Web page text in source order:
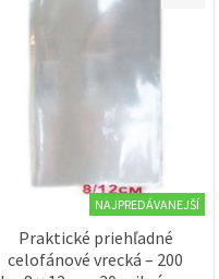
NAJPREDÁVANEJŠÍ
Praktické priehľadné
celofánové vrecká – 200